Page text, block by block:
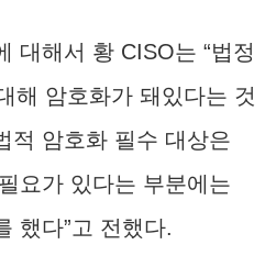
대해서 황 CISO는 “법정
해 암호화가 돼있다는 것
적 암호화 필수 대상은
요가 있다는 부분에는
했다”고 전했다.